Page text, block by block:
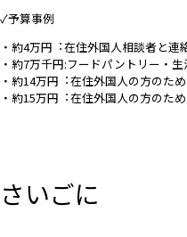
✓予算事例
・約4万円︓在住外国人相談者と
・約7万千円:フードパントリー・
・約14万円 ︓在住外国人の方のた
・約15万円 ︓在住外国人の方のた
さいごに